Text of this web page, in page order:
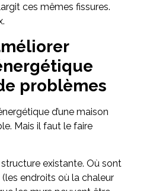
ces mêmes fissures.
problèmes
d’une maison
Mais il faut le faire
structure existante. Où sont
endroits où la chaleur